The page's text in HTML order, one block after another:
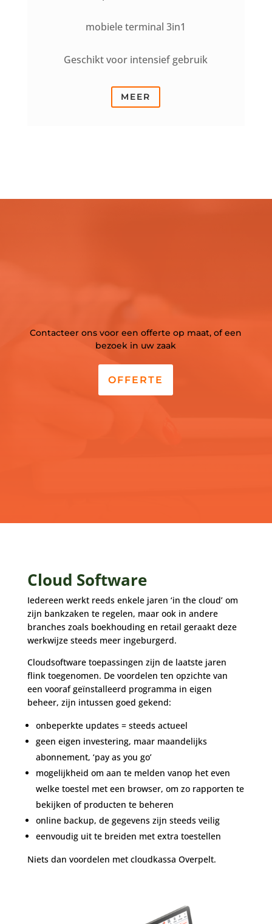
mobiele terminal 3in1
Geschikt voor intensief gebruik
MEER
Contacteer ons voor een offerte op maat, of een
bezoek in uw zaak
OFFERTE
Cloud Software
Iedereen werkt reeds enkele jaren ‘in the cloud’ om
zijn bankzaken te regelen, maar ook in andere
branches zoals boekhouding en retail geraakt deze
werkwijze steeds meer ingeburgerd.
Cloudsoftware toepassingen zijn de laatste jaren
flink toegenomen. De voordelen ten opzichte van
een vooraf geïnstalleerd programma in eigen
beheer, zijn intussen goed gekend:
onbeperkte updates = steeds actueel
geen eigen investering, maar maandelijks
abonnement, ‘pay as you go’
mogelijkheid om aan te melden vanop het even
welke toestel met een browser, om zo rapporten te
bekijken of producten te beheren
online backup, de gegevens zijn steeds veilig
eenvoudig uit te breiden met extra toestellen
Niets dan voordelen met cloudkassa Overpelt.